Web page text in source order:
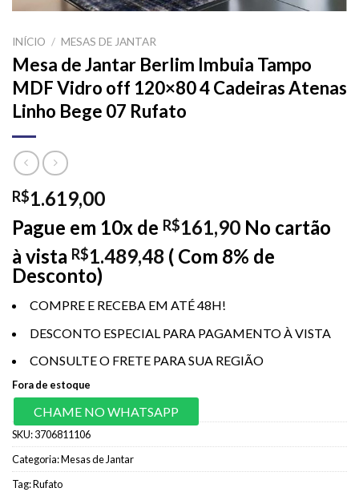
INÍCIO / MESAS DE JANTAR
Mesa de Jantar Berlim Imbuia Tampo
MDF Vidro off 120×80 4 Cadeiras Atenas
Linho Bege 07 Rufato
R$1.619,00
Pague em 10x de R$161,90 No cartão
à vista R$1.489,48 ( Com 8% de
Desconto)
COMPRE E RECEBA EM ATÉ 48H!
DESCONTO ESPECIAL PARA PAGAMENTO À VISTA
CONSULTE O FRETE PARA SUA REGIÃO
Fora de estoque
CHAME NO WHATSAPP
SKU:3706811106
Categoria:Mesas de Jantar
Tag:Rufato